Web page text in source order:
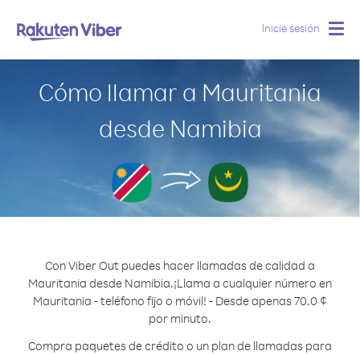
Inicie sesión
Cómo llamar a Mauritania
desde Namibia
Con Viber Out puedes hacer llamadas de calidad a
Mauritania desde Namibia.¡Llama a cualquier número en
Mauritania - teléfono fijo o móvil! - Desde apenas 70.0 ¢
por minuto.
Compra paquetes de crédito o un plan de llamadas para